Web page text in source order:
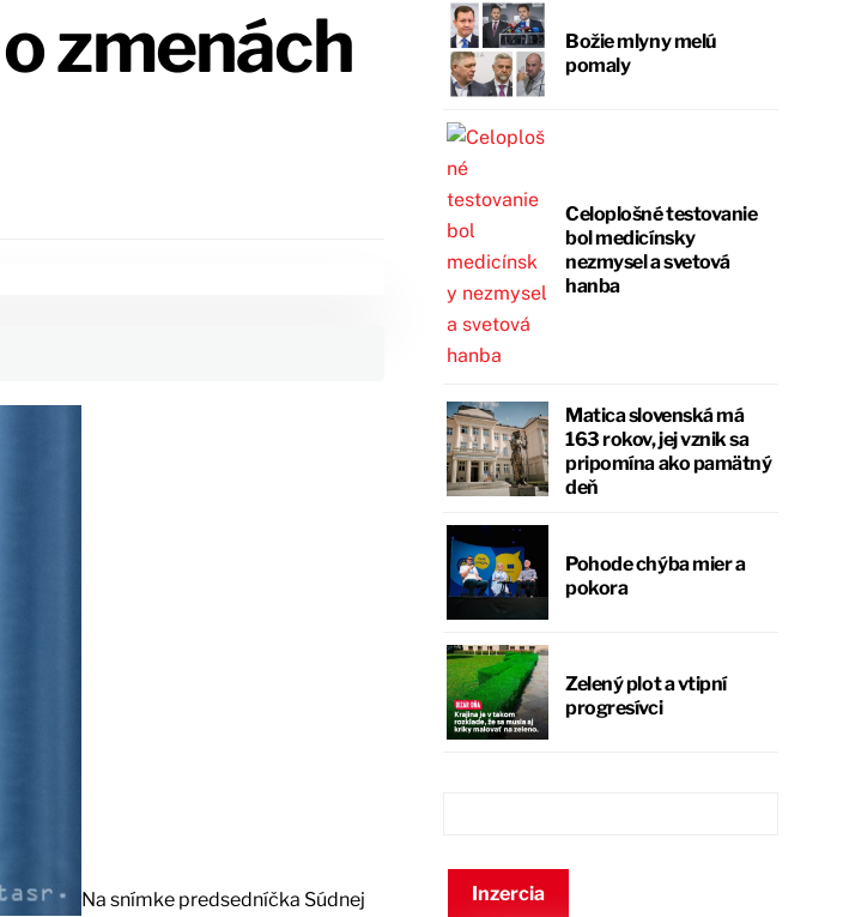
zmenách
Na snímke predsedníčka Súdnej
Božie mlyny melú
pomaly
Celoplošné testovanie
bol medicínsky
nezmysel a svetová
hanba
Matica slovenská má
163 rokov, jej vznik sa
pripomína ako pamätný
deň
Pohode chýba mier a
pokora
Zelený plot a vtipní
progresívci
Inzercia